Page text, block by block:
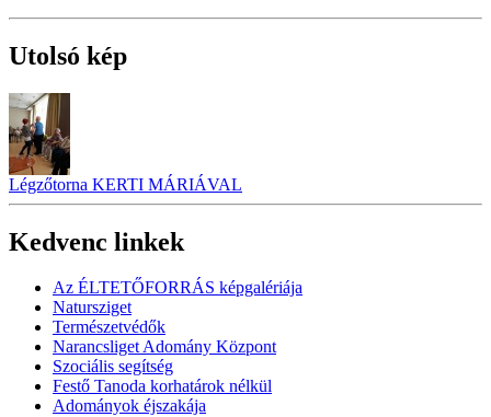
Utolsó kép
Légzőtorna KERTI MÁRIÁVAL
Kedvenc linkek
Az ÉLTETŐFORRÁS képgalériája
Natursziget
Természetvédők
Narancsliget Adomány Központ
Szociális segítség
Festő Tanoda korhatárok nélkül
Adományok éjszakája